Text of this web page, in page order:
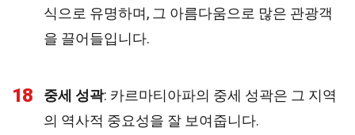
식으로 유명하며, 그 아름다움으로 많은 관광객
을 끌어들입니다.
18 중세 성곽: 카르마티아파의 중세 성곽은 그 지역
의 역사적 중요성을 잘 보여줍니다.